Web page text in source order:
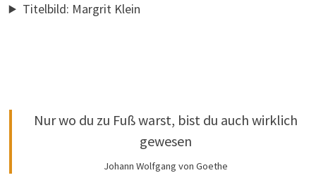
Titelbild: Margrit Klein
Nur wo du zu Fuß warst, bist du auch wirklich
gewesen
Johann Wolfgang von Goethe